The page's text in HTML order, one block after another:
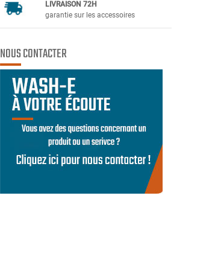
LIVRAISON 72H
garantie sur les accessoires
NOUS CONTACTER